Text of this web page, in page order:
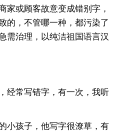
家或顾客故意变成错别字，
的，不管哪一种，都污染了
需治理，以纯洁祖国语言汉
经常写错字，有一次，我听
小孩子，他写字很潦草，有